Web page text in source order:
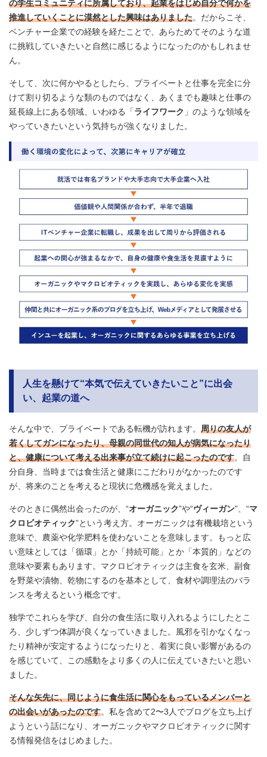
の学生コミュニティに所属しており、起業をはじめ自分で何かを
推進していくことに漠然とした興味はありました。だからこそ、
ベンチャー企業での経験を経たことで、あらためてそのような道
に挑戦していきたいと自然に感じるようになったのかもしれませ
ん。
そして、次に何かやるとしたら、プライベートと仕事を完全に分
けて割り切るような類のものではなく、あくまでも趣味と仕事の
延長線上にある領域、いわゆる「ライフワーク 」のような領域を
やっていきたいという気持ちが強くなりました。
人生を懸けて“本気で伝えていきたいこと”に出会
い、起業の道へ
そんな中で、プライベートである転機が訪れます。 周りの友人が
若くしてガンになったり、母親の同世代の知人が病気になったり
と、健康について考える出来事が立て続けに起こったのです。自
分自身、当時までは食生活と健康にこだわりがなかったのです
が、将来のことを考えると現状に危機感を覚えました。
そのときに偶然出会ったのが、“オーガニック”や“ヴィーガン”、“マ
クロビオティック”という考え方。オーガニックは有機栽培という
意味で、農薬や化学肥料を使わないことを意味します。もっと広
い意味としては「循環」とか「持続可能」とか「本質的」などの
意味や要素もあります。マクロビオティックは主食を玄米、副食
を野菜や漬物、乾物にするのを基本として、食材や調理法のバラ
ンスを考えるという概念です。
独学でこれらを学び、自分の食生活に取り入れるようにしたとこ
ろ、少しずつ体調が良くなっていきました。風邪を引かなくなっ
たり精神が安定するようになったりと、着実に良い影響があるの
を感じていて、この感動をより多くの人に伝えていきたいと思い
ました。
そんな矢先に、同じように食生活に関心をもっているメンバーと
の出会いがあったのです。私を含めて2〜3人でブログを立ち上げ
ようという話になり、オーガニックやマクロビオティックに関す
る情報発信をはじめました。